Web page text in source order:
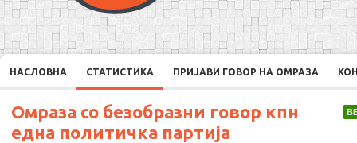
НАСЛОВНА СТАТИСТИКА ПРИЈАВИ ГОВОР НА ОМРАЗА
Омраза со безобразни говор кпн
една политичка партија